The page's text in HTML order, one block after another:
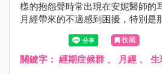
樣的抱怨聲時常出現在安妮醫師的
月經帶來的不適感到困擾，特別是
症候群，在年齡介於 20 ~ 40 歲之
~ 35 歲這個年齡段達到高峰。在這
享一些能夠幫助你揮別生理不適、
收藏
關鍵字： 經期症候群 、 月經 、 生